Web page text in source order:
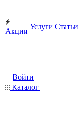
Акции
Услуги Статьи
Войти
Каталог